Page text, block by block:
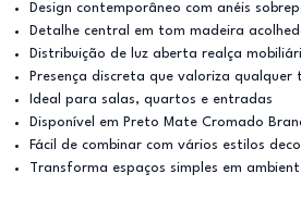
Design contemporâneo com anéis
Detalhe central em tom madeira
Distribuição de luz aberta realça
Presença discreta que valoriza qualquer
Ideal para salas, quartos e entradas
Disponível em Preto Mate Cromado
Fácil de combinar com vários estilos
Transforma espaços simples em